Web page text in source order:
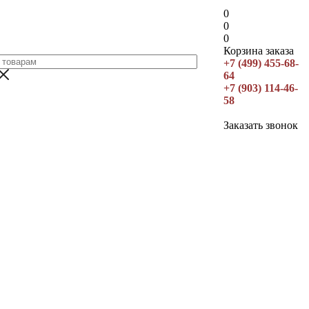
0
0
0
Корзина заказа
+7 (499) 455-68-
64
+7 (903) 114-46-
58
Заказать звонок